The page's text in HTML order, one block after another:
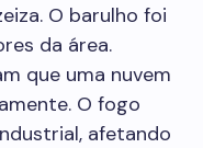
O barulho foi
da área.
que uma nuvem
O fogo
afetando